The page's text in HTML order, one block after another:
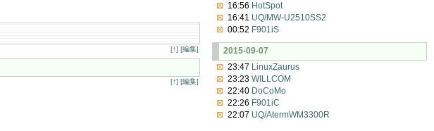
[↑] [編集]
[↑] [編集]
16:56 HotSpot
16:41 UQ/MW-U2510SS2
00:52 F901iS
2015-09-07
23:47 LinuxZaurus
23:23WILLCOM
22:40 DoCoMo
22:26 F901iC
22:07 UQ/AtermWM3300R